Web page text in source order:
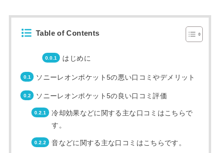
Table of Contents
はじめに
ソニーレオンポケット5の悪い口コミやデメリット
ソニーレオンポケット5の良い口コミ評価
冷却効果などに関する主な口コミはこちらで
す。
音などに関する主な口コミはこちらです。